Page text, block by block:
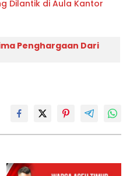
Dilantik di Aula Kantor
Penghargaan Dari